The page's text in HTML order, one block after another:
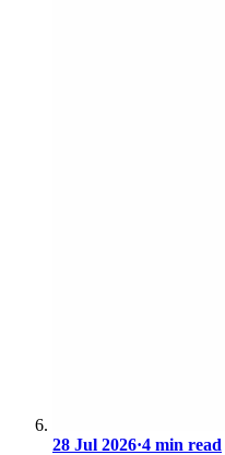
28 Jul 2026·4 min read